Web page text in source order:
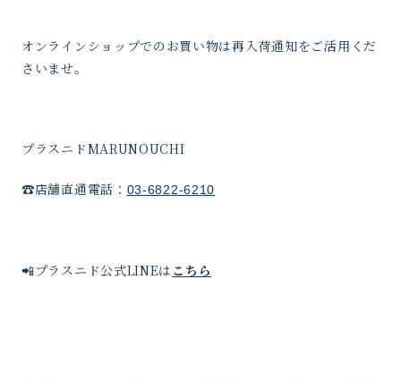
オンラインショップでのお買い物は再入荷通知をご活用くだ
さいませ。
プラスニドMARUNOUCHI
☎️店舗直通電話： 03-6822-6210
📲プラスニド公式LINEは こちら